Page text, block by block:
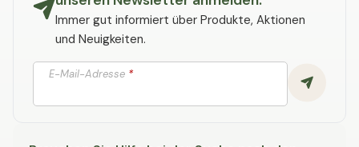
Immer gut informiert über Produkte, Aktionen
und Neuigkeiten.
E-Mail-Adresse *